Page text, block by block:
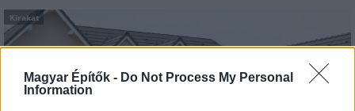
Magyar Építők - Do Not Process My Personal
Information
Kirakat